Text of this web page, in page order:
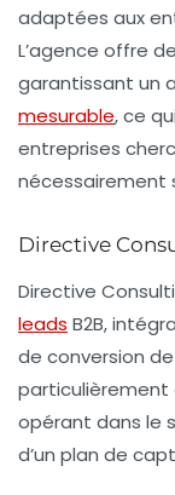
adaptées aux
L’agence offre
garantissant un
mesurable, ce
entreprises
nécessairement
Directive
Directive
leads B2B,
de conversion
particulièrement
opérant dans le
d’un plan de